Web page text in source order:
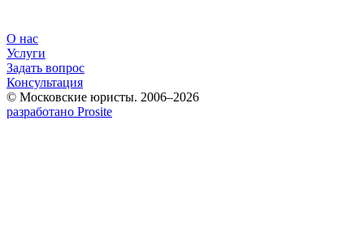
О нас
Услуги
Задать вопрос
Консультация
© Московские юристы. 2006–2026
разработано Prosite